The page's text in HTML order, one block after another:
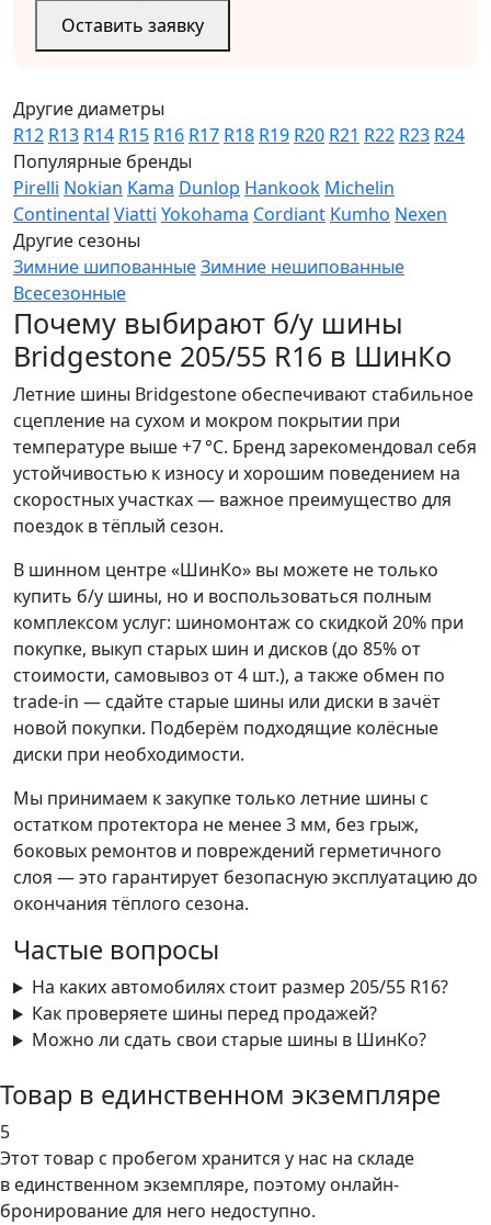
Оставить заявку
Другие диаметры
R12 R13 R14 R15 R16 R17 R18 R19 R20 R21 R22 R23 R24
Популярные бренды
Pirelli Nokian Kama Dunlop Hankook Michelin
Continental Viatti Yokohama Cordiant Kumho Nexen
Другие сезоны
Зимние шипованныеЗимние нешипованные
Всесезонные
Почему выбирают б/у шины
Bridgestone 205/55 R16 в ШинКо
Летние шины Bridgestone обеспечивают стабильное
сцепление на сухом и мокром покрытии при
температуре выше +7 °C. Бренд зарекомендовал себя
устойчивостью к износу и хорошим поведением на
скоростных участках — важное преимущество для
поездок в тёплый сезон.
В шинном центре «ШинКо» вы можете не только
купить б/у шины, но и воспользоваться полным
комплексом услуг: шиномонтаж со скидкой 20% при
покупке, выкуп старых шин и дисков (до 85% от
стоимости, самовывоз от 4 шт.), а также обмен по
trade-in — сдайте старые шины или диски в зачёт
новой покупки. Подберём подходящие колёсные
диски при необходимости.
Мы принимаем к закупке только летние шины с
остатком протектора не менее 3 мм, без грыж,
боковых ремонтов и повреждений герметичного
слоя — это гарантирует безопасную эксплуатацию до
окончания тёплого сезона.
Частые вопросы
На каких автомобилях стоит размер 205/55 R16?
Как проверяете шины перед продажей?
Можно ли сдать свои старые шины в ШинКо?
Товар в единственном экземпляре
5
Этот товар с пробегом хранится у нас на складе
в единственном экземпляре, поэтому онлайн-
бронирование для него недоступно.